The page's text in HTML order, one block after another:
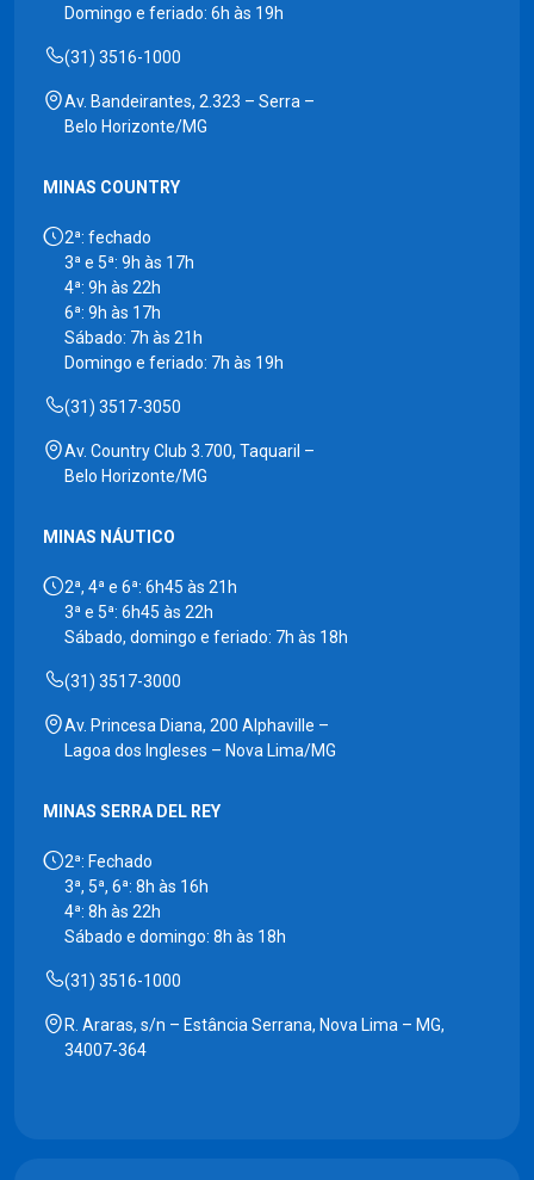
Domingo e feriado: 6h às 19h
(31) 3516-1000
Av. Bandeirantes, 2.323 – Serra –
Belo Horizonte/MG
MINAS COUNTRY
2ª: fechado
3ª e 5ª: 9h às 17h
4ª: 9h às 22h
6ª: 9h às 17h
Sábado: 7h às 21h
Domingo e feriado: 7h às 19h
(31) 3517-3050
Av. Country Club 3.700, Taquaril –
Belo Horizonte/MG
MINAS NÁUTICO
2ª, 4ª e 6ª: 6h45 às 21h
3ª e 5ª: 6h45 às 22h
Sábado, domingo e feriado: 7h às 18h
(31) 3517-3000
Av. Princesa Diana, 200 Alphaville –
Lagoa dos Ingleses – Nova Lima/MG
MINAS SERRA DEL REY
2ª: Fechado
3ª, 5ª, 6ª: 8h às 16h
4ª: 8h às 22h
Sábado e domingo: 8h às 18h
(31) 3516-1000
R. Araras, s/n – Estância Serrana, Nova Lima – MG,
34007-364